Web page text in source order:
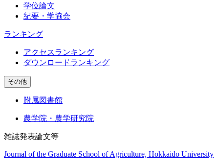
学位論文
紀要・学協会
ランキング
アクセスランキング
ダウンロードランキング
その他
附属図書館
農学院・農学研究院
雑誌発表論文等
Journal of the Graduate School of Agriculture, Hokkaido University